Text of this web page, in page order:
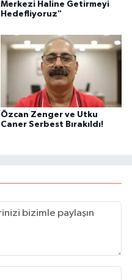
Merkezi Haline Getirmeyi
Hedefliyoruz"
Özcan Zenger ve Utku
Caner Serbest Bırakıldı!